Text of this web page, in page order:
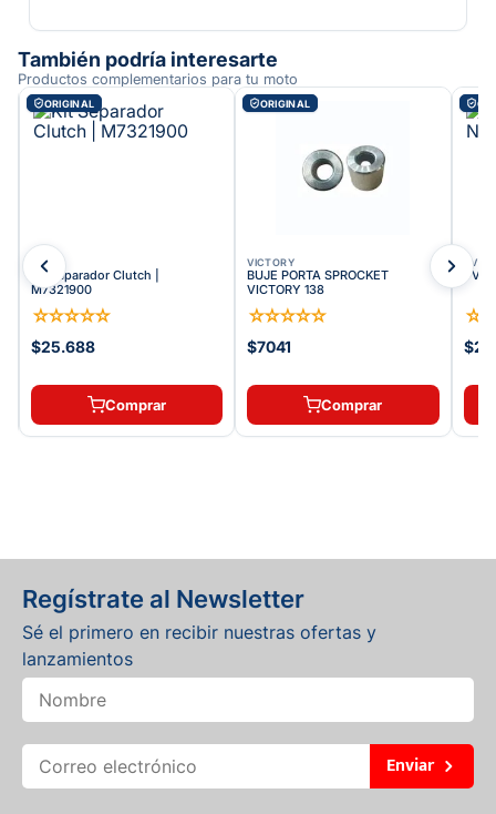
También podría interesarte
Productos complementarios para tu moto
ORIGINAL
TVS
Kit Separador Clutch |
M7321900
☆☆☆☆☆
$25.688
Comprar
ORIGINAL
VICTORY
BUJE PORTA SPROCKET
VICTORY 138
☆☆☆☆☆
$7041
Comprar
TVS
TVS
☆
Regístrate al Newsletter
Sé el primero en recibir nuestras ofertas y
lanzamientos
Enviar